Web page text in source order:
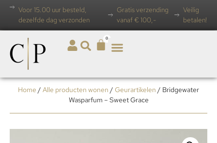
Voor 15.00 uur besteld,
dezelfde dag verzonden
Gratis verzending
vanaf € 100,-
Veilig
betalen!
0
Home / Alle producten wonen / Geurartikelen / Bridgewater
Wasparfum – Sweet Grace